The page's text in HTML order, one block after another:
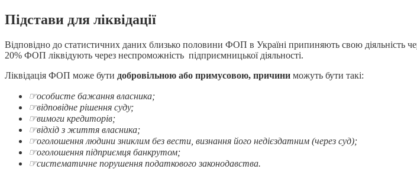
Підстави для ліквідації
Відповідно до статистичних даних близько половини ФОП в Україні припиняють свою діяльність
20% ФОП ліквідують через неспроможність підприємницької діяльності.
Ліквідація ФОП може бути добровільною або примусовою, причини можуть бути такі:
☞особисте бажання власника;
☞відповідне рішення суду;
☞вимоги кредиторів;
☞відхід з життя власника;
☞оголошення людини зниклим без вести, визнання його недієздатним (через суд);
☞оголошення підприємця банкрутом;
☞систематичне порушення податкового законодавства.